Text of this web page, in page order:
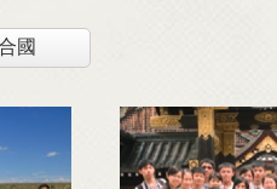
國